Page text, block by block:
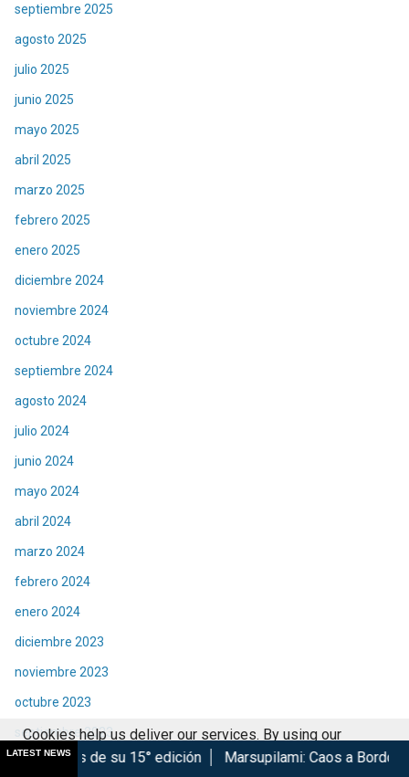
septiembre 2025
agosto 2025
julio 2025
junio 2025
mayo 2025
abril 2025
marzo 2025
febrero 2025
enero 2025
diciembre 2024
noviembre 2024
octubre 2024
septiembre 2024
agosto 2024
julio 2024
junio 2024
mayo 2024
abril 2024
marzo 2024
febrero 2024
enero 2024
diciembre 2023
noviembre 2023
octubre 2023
septiembre 2023
agosto 2023
LATEST NEWS
15° edición Marsupilami: Caos a Bordo se estrena en
Cookies help us deliver our services. By using our
services, you agree to our use of cookies.
Got it